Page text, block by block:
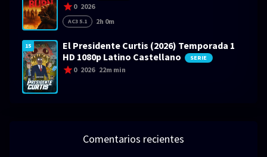
0 2026
AC3 5.1 2h 0m
15
El Presidente Curtis (2026) Temporada 1
HD 1080p Latino Castellano
SERIE
0 2026 22m min
Comentarios recientes